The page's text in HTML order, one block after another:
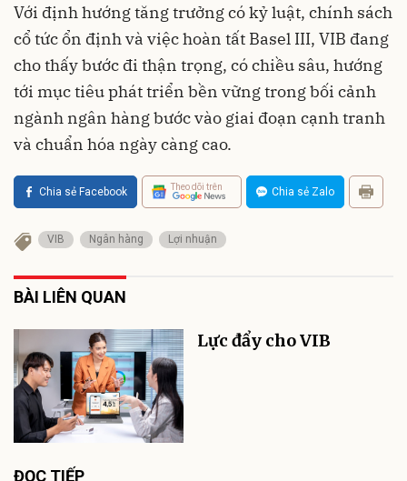
Với định hướng tăng trưởng có kỷ luật, chính sách
cổ tức ổn định và việc hoàn tất Basel III, VIB đang
cho thấy bước đi thận trọng, có chiều sâu, hướng
tới mục tiêu phát triển bền vững trong bối cảnh
ngành ngân hàng bước vào giai đoạn cạnh tranh
và chuẩn hóa ngày càng cao.
Chia sẻ Facebook Theo dõi trên Chia sẻ Zalo
VIB Ngân hàng Lợi nhuận
BÀI LIÊN QUAN
Lực đẩy cho VIB
ĐỌC TIẾP